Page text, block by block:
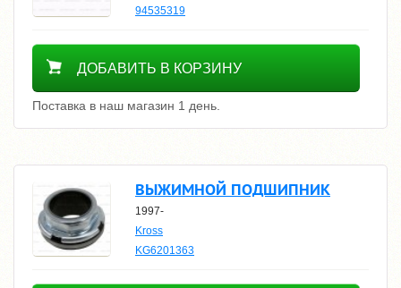
94535319
100
ДОБАВИТЬ В КОРЗИНУ
Поставка в наш магазин 1 день.
ВЫЖИМНОЙ ПОДШИПНИК
1997-
Kross
KG6201363